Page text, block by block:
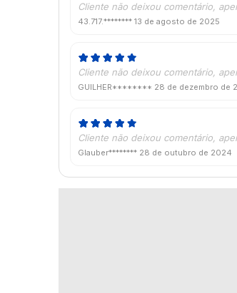
Cliente não deixou comentário,
43.717.******** 13 de agosto de 2025
Cliente não deixou comentário,
GUILHER******** 28 de dezembro de
Cliente não deixou comentário,
Glauber******** 28 de outubro de 2024